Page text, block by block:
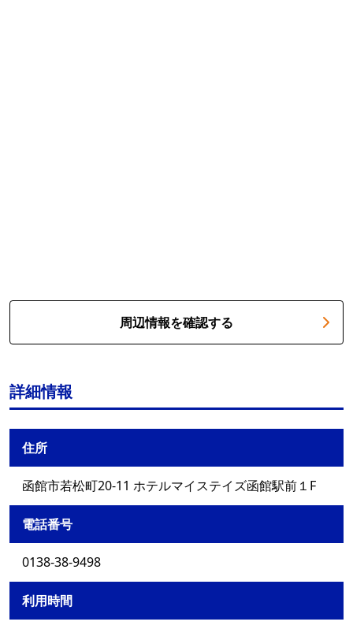
周辺情報を確認する
詳細情報
住所
函館市若松町20-11 ホテルマイステイズ函館駅前１F
電話番号
0138-38-9498
利用時間